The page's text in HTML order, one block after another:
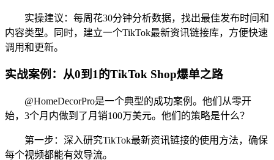
实操建议：每周花30分钟分析数据，找出最佳发布时间和
内容类型。同时，建立一个TikTok最新资讯链接库，方便快速
调用和更新。
实战案例：从0到1的TikTok Shop爆单之路
@HomeDecorPro是一个典型的成功案例。他们从零开
始，3个月内做到了月销100万美元。他们的策略是什么？
第一步：深入研究TikTok最新资讯链接的使用方法，确保
每个视频都能有效导流。